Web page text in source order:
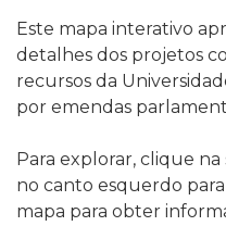
Este mapa interativo
detalhes dos projetos
recursos da
por emendas
Para explorar, clique
no canto esquerdo
mapa para obter